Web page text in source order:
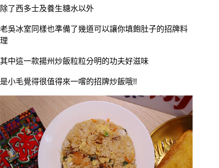
除了西多士及養生糖水以外
老吳冰室同樣也準備了幾道可以讓你填飽肚子的招牌料
理
其中這一款揚州炒飯粒粒分明的功夫好滋味
是小毛覺得很值得來一嚐的招牌炒飯哦!!